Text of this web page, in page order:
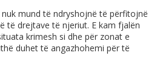
mund të ndryshojnë të përfitojnë
të drejtave të njeriut. E kam fjalën
krimesh si dhe për zonat e
duhet të angazhohemi për të